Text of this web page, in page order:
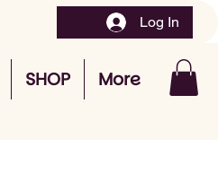
SHOP More
Log In